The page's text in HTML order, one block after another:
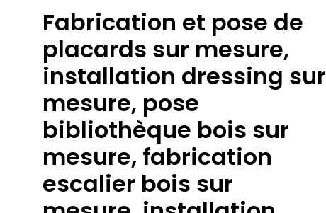
Fabrication et pose de
placards sur mesure,
installation dressing sur
mesure, pose
bibliothèque bois sur
mesure, fabrication
escalier bois sur